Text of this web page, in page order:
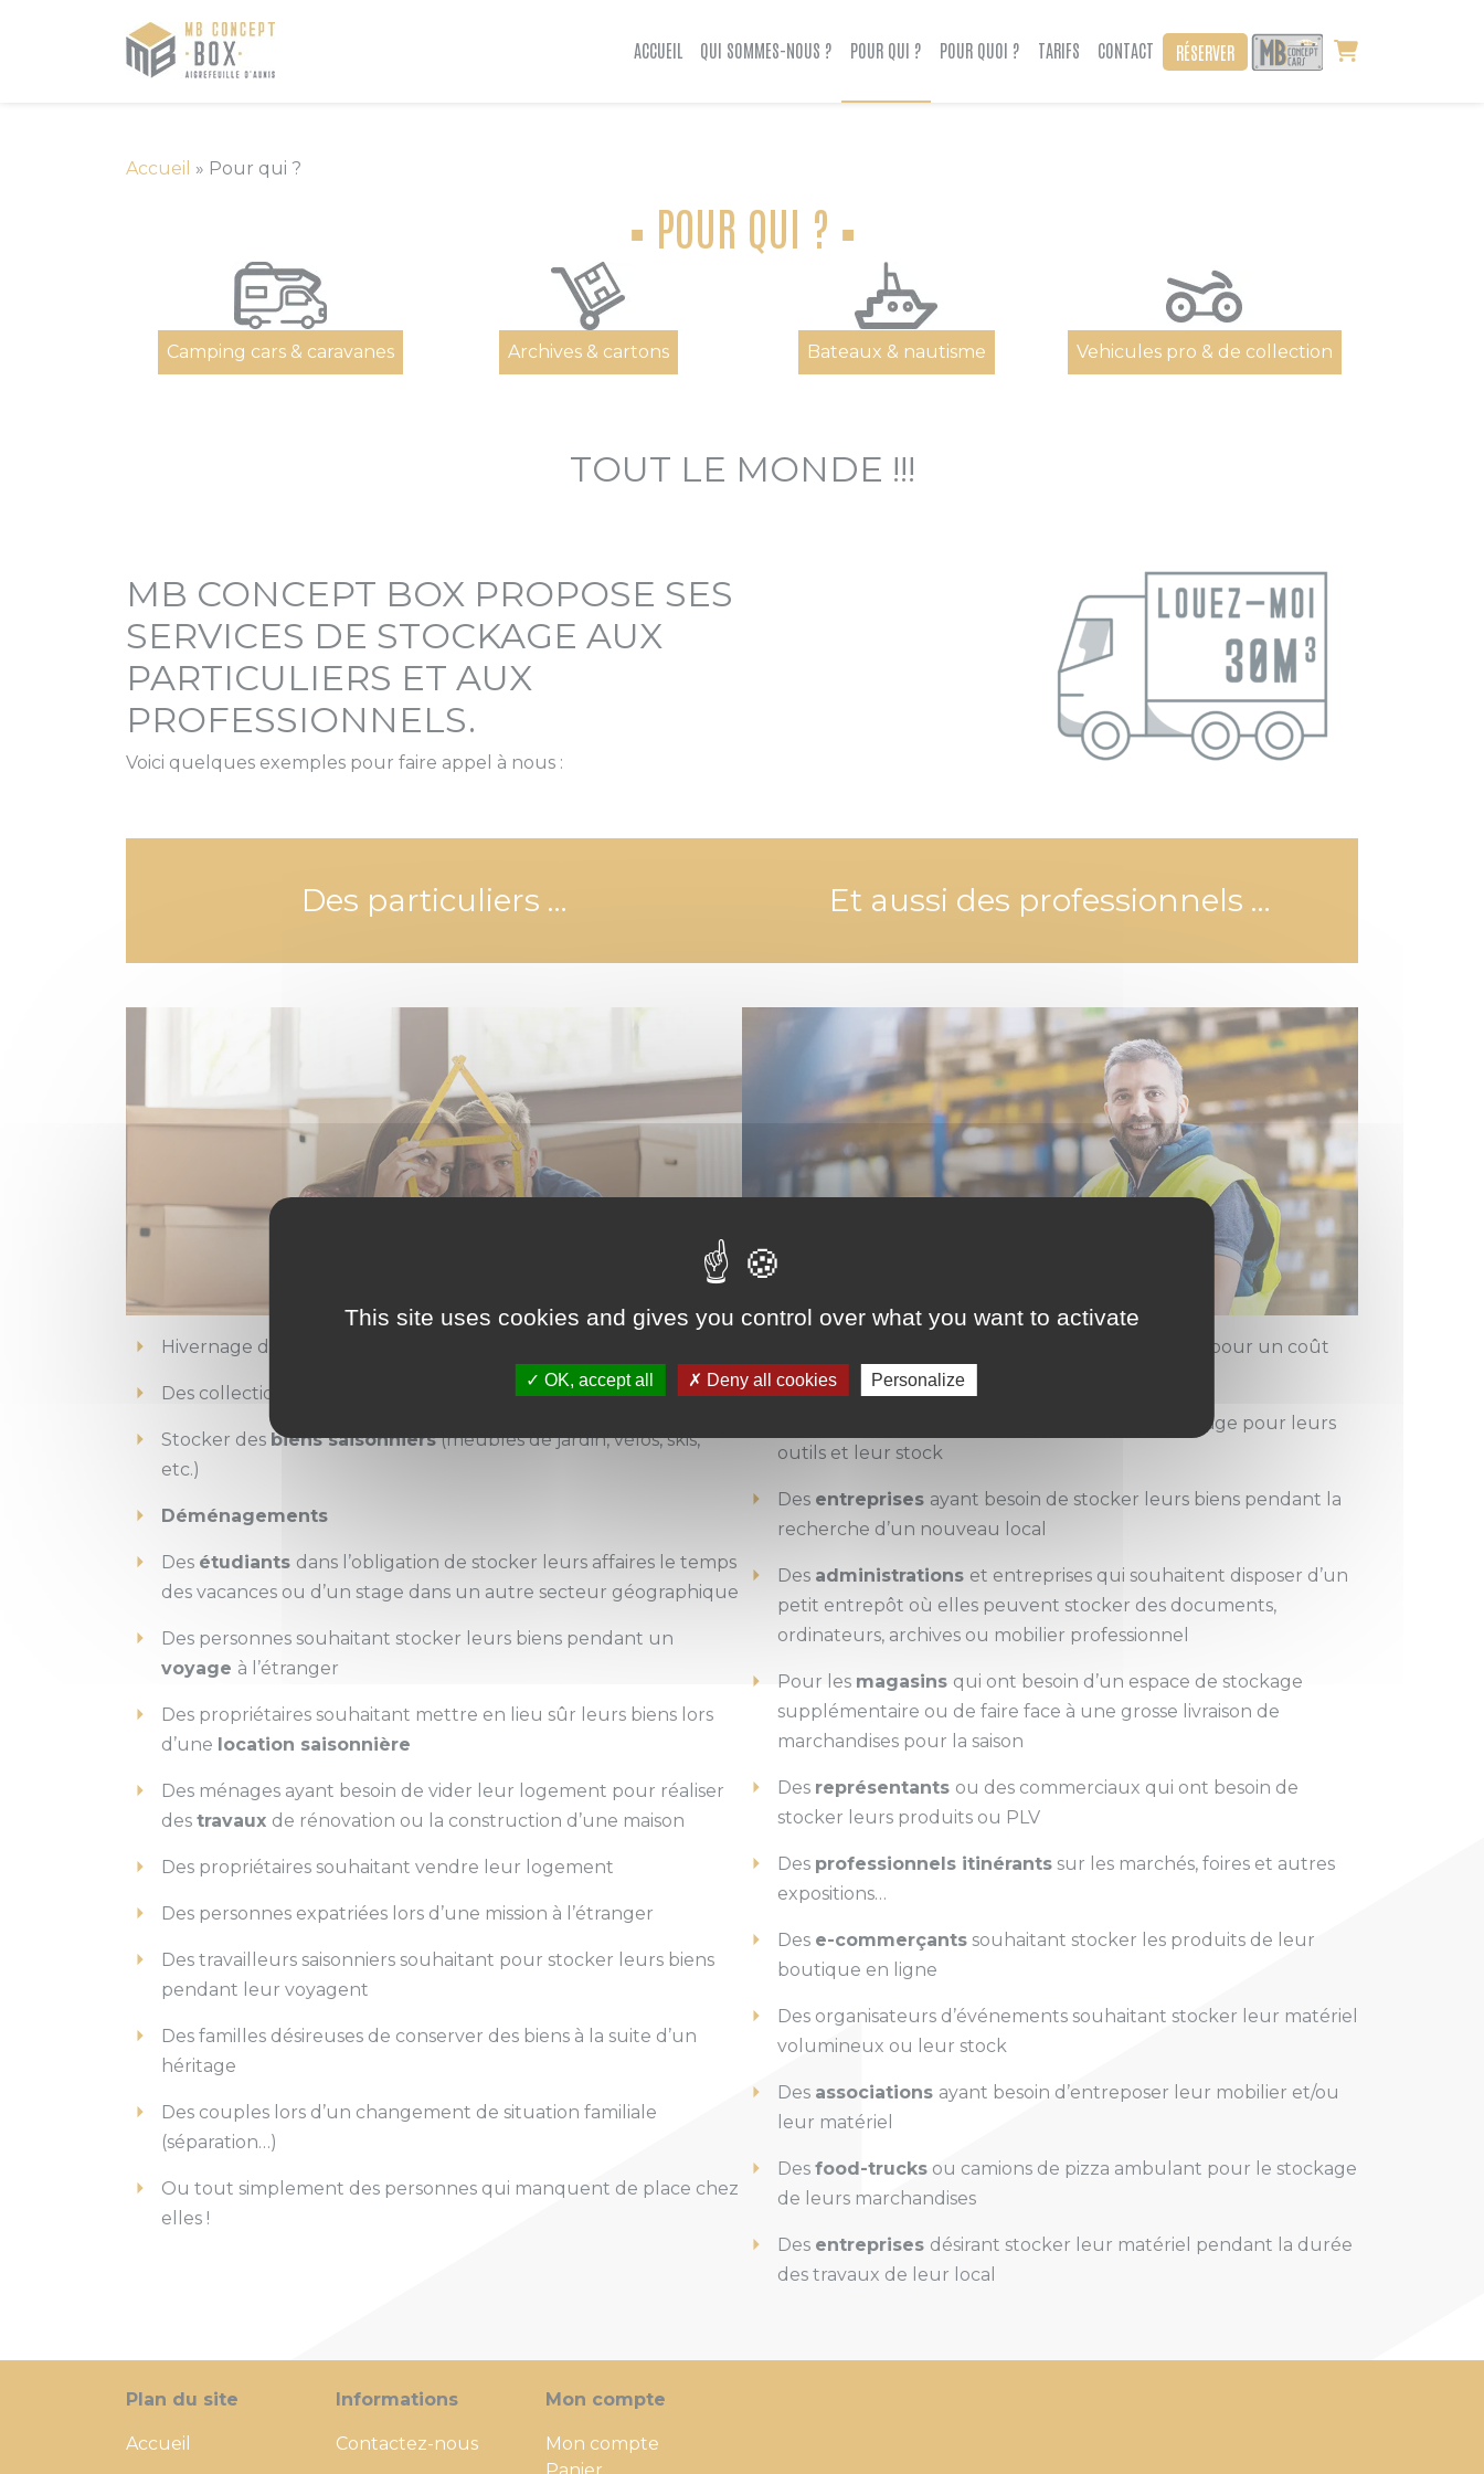
ACCUEIL QUI SOMMES-NOUS ? POUR QUI ? POUR QUOI ? TARIFS CONTACT RÉSERVER
Accueil » Pour qui ?
POUR QUI ?
Camping cars & caravanes Archives & cartons Bateaux & nautisme Vehicules pro & de collection
TOUT LE MONDE !!!
MB CONCEPT BOX PROPOSE SES
SERVICES DE STOCKAGE AUX
PARTICULIERS ET AUX
PROFESSIONNELS.
Voici quelques exemples pour faire appel à nous :
Des particuliers …
Hivernage de votre
Des collectionneurs de véhicules de prestige.
Stocker des biens saisonniers(meubles de jardin, vélos, skis,
etc.)
Déménagements
Des étudiants dans l’obligation de stocker leurs affaires le temps
des vacances ou d’un stage dans un autre secteur géographique
Des personnes souhaitant stocker leurs biens pendant un
voyage à l’étranger
Des propriétaires souhaitant mettre en lieu sûr leurs biens lors
d’une location saisonnière
Des ménages ayant besoin de vider leur logement pour réaliser
des travaux de rénovation ou la construction d’une maison
Des propriétaires souhaitant vendre leur logement
Des personnes expatriées lors d’une mission à l’étranger
Des travailleurs saisonniers souhaitant pour stocker leurs biens
pendant leur voyagent
Des familles désireuses de conserver des biens à la suite d’un
héritage
Des couples lors d’un changement de situation familiale
(séparation…)
Ou tout simplement des personnes qui manquent de place chez
elles !
Et aussi des professionnels …
ayant besoin d’un local pour un coût
minimum.
à la recherche d’espace d’entreposage pour leurs
outils et leur stock
Des entreprises ayant besoin de stocker leurs biens pendant la
recherche d’un nouveau local
Des administrations et entreprises qui souhaitent disposer d’un
petit entrepôt où elles peuvent stocker des documents,
ordinateurs, archives ou mobilier professionnel
Pour les magasins qui ont besoin d’un espace de stockage
supplémentaire ou de faire face à une grosse livraison de
marchandises pour la saison
Des représentants ou des commerciaux qui ont besoin de
stocker leurs produits ou PLV
Des professionnels itinérants sur les marchés, foires et autres
expositions…
Des e-commerçants souhaitant stocker les produits de leur
boutique en ligne
Des organisateurs d’événements souhaitant stocker leur matériel
volumineux ou leur stock
Des associations ayant besoin d’entreposer leur mobilier et/ou
leur matériel
Des food-trucks ou camions de pizza ambulant pour le stockage
de leurs marchandises
Des entreprises désirant stocker leur matériel pendant la durée
des travaux de leur local
Plan du site
Accueil
Informations
Contactez-nous
Mon compte
Mon compte
This site uses cookies and gives you control over what you want to activate
OK, accept all Deny all cookies Personalize